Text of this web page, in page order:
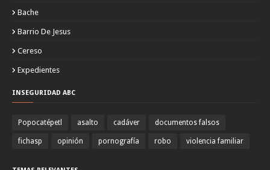
Bache
Barrio De Jesus
Cereso
Expedientes
INSEGURIDAD ABC
Popocatépetl asalto cadáver documentos falsos
fichasp opinión pornografía robo violencia familiar